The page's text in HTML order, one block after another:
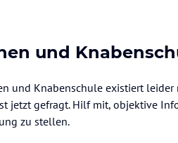
und
und Knabenschule existiert
jetzt gefragt. Hilf mit, objektive
zu stellen.